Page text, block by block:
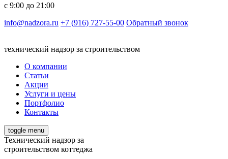
с 9:00 до 21:00
info@nadzora.ru +7 (916) 727-55-00 Обратный звонок
технический надзор за строительством
О компании
Статьи
Акции
Услуги и цены
Портфолио
Контакты
toggle menu
Технический надзор за
строительством коттеджа